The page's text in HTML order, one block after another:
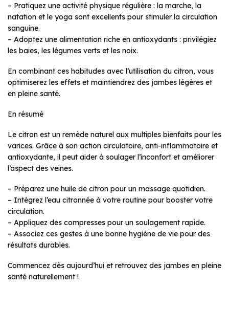
– Pratiquez une activité physique régulière : la marche, la
natation et le yoga sont excellents pour stimuler la circulation
sanguine.
– Adoptez une alimentation riche en antioxydants : privilégiez
les baies, les légumes verts et les noix.
En combinant ces habitudes avec l’utilisation du citron, vous
optimiserez les effets et maintiendrez des jambes légères et
en pleine santé.
En résumé
Le citron est un remède naturel aux multiples bienfaits pour les
varices. Grâce à son action circulatoire, anti-inflammatoire et
antioxydante, il peut aider à soulager l’inconfort et améliorer
l’aspect des veines.
– Préparez une huile de citron pour un massage quotidien.
– Intégrez l’eau citronnée à votre routine pour booster votre
circulation.
– Appliquez des compresses pour un soulagement rapide.
– Associez ces gestes à une bonne hygiène de vie pour des
résultats durables.
Commencez dès aujourd’hui et retrouvez des jambes en pleine
santé naturellement !